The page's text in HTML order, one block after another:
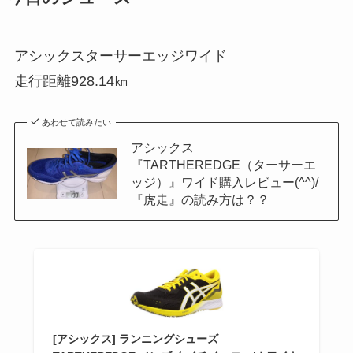
アシックスターサーエッジワイド
走行距離928.14㎞
あわせて読みたい
アシックス
『TARTHEREDGE（ターサーエ
ッジ）』ワイド購入レビュー(^^)/
『虎走』の読み方は？？
[アシックス] ランニングシューズ